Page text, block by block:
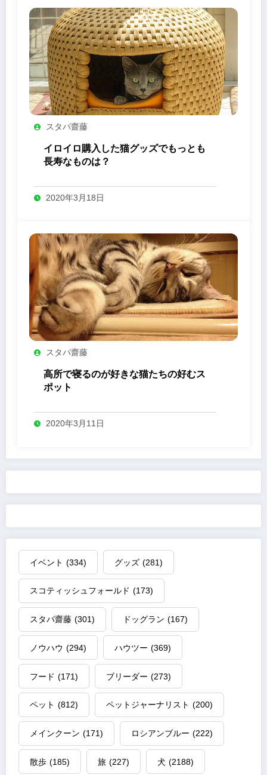
スタパ齋藤
イロイロ購入した猫グッズでもっとも
長寿なものは？
2020年3月18日
スタパ齋藤
高所で寝るのが好きな猫たちの好むス
ポット
2020年3月11日
イベント (334) グッズ (281)
スコティッシュフォールド (173)
スタパ齋藤 (301) ドッグラン (167)
ノウハウ (294) ハウツー (369)
フード (171) ブリーダー (273)
ペット (812) ペットジャーナリスト (200)
メインクーン (171) ロシアンブルー (222)
散歩 (185) 旅 (227) 犬 (2188)